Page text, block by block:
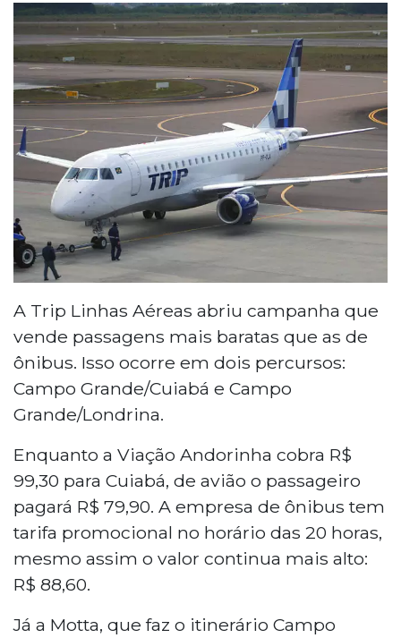
A Trip Linhas Aéreas abriu campanha que
vende passagens mais baratas que as de
ônibus. Isso ocorre em dois percursos:
Campo Grande/Cuiabá e Campo
Grande/Londrina.
Enquanto a Viação Andorinha cobra R$
99,30 para Cuiabá, de avião o passageiro
pagará R$ 79,90. A empresa de ônibus tem
tarifa promocional no horário das 20 horas,
mesmo assim o valor continua mais alto:
R$ 88,60.
Já a Motta, que faz o itinerário Campo